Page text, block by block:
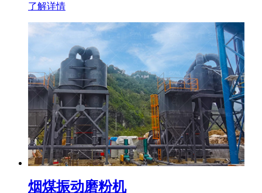
了解详情
烟煤振动磨粉机